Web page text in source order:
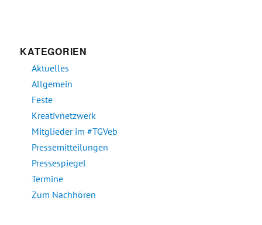
KATEGORIEN
Aktuelles
Allgemein
Feste
Kreativnetzwerk
Mitglieder im #TGVeb
Pressemitteilungen
Pressespiegel
Termine
Zum Nachhören